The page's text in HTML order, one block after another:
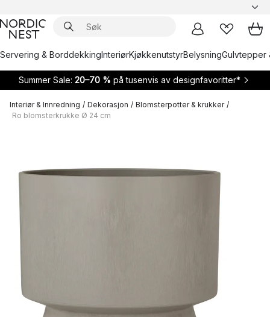
Servering & BorddekkingInteriørKjøkkenutstyrBelysningGulvtepper
Summer Sale: 20–70 % på tusenvis av designfavoritter*
Interiør & Innredning / Dekorasjon / Blomsterpotter & krukker /
Ro blomsterkrukke Ø 24 cm